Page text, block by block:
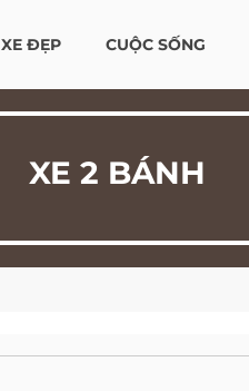
XE ĐẸP CUỘC SỐNG
XE 2 BÁNH